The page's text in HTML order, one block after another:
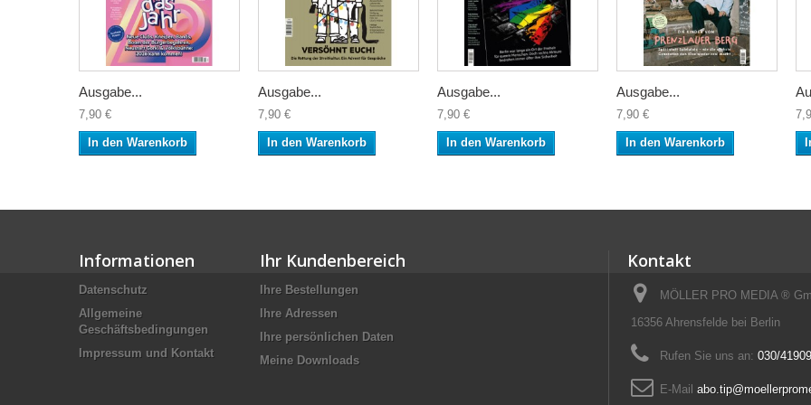
Ausgabe...
7,90 €
In den Warenkorb
Ausgabe...
7,90 €
In den Warenkorb
Ausgabe...
7,90 €
In den Warenkorb
Ausgabe...
7,90 €
In den Warenkorb
Informationen
Datenschutz
Allgemeine
Geschäftsbedingungen
Impressum und Kontakt
Ihr Kundenbereich
Ihre Bestellungen
Ihre Adressen
Ihre persönlichen Daten
Meine Downloads
Kontakt
MÖLLER PRO MEDIA ®
16356 Ahrensfelde bei Berlin
Rufen Sie uns an: 030/
E-Mail